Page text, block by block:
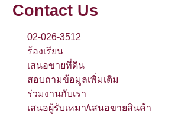
Contact Us
02-026-3512
ร้องเรียน
เสนอขายที่ดิน
สอบถามข้อมูลเพิ่มเติม
ร่วมงานกับเรา
เสนอผู้รับเหมา/เสนอขายสินค้า